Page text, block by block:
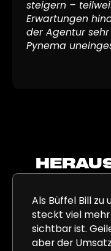
steigern –
Erwartungen
der Agentur
Pynema
Als Büffel Bill zu
steckt viel mehr
sichtbar ist.
aber der